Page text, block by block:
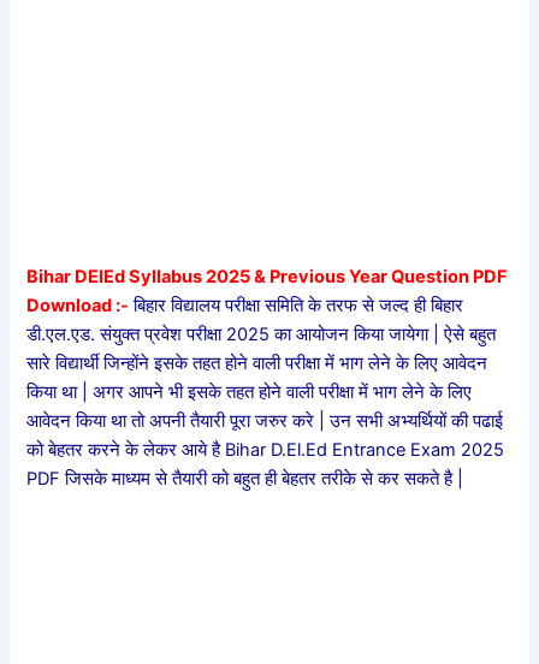
Bihar DElEd Syllabus 2025 & Previous Year Question PDF
Download :- बिहार विद्यालय परीक्षा समिति के तरफ से जल्द ही बिहार
डी.एल.एड. संयुक्त प्रवेश परीक्षा 2025 का आयोजन किया जायेगा | ऐसे बहुत
सारे विद्यार्थी जिन्होंने इसके तहत होने वाली परीक्षा में भाग लेने के लिए आवेदन
किया था | अगर आपने भी इसके तहत होने वाली परीक्षा में भाग लेने के लिए
आवेदन किया था तो अपनी तैयारी पूरा जरुर करे | उन सभी अभ्यर्थियों की पढाई
को बेहतर करने के लेकर आये है Bihar D.El.Ed Entrance Exam 2025
PDF जिसके माध्यम से तैयारी को बहुत ही बेहतर तरीके से कर सकते है |